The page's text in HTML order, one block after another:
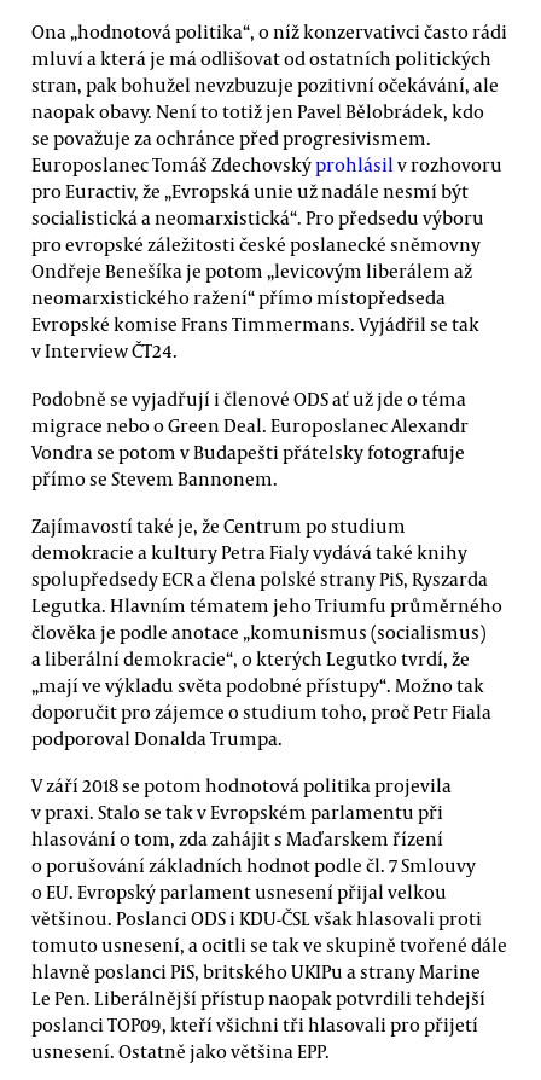
Ona „hodnotová politika“, o níž konzervativci často rádi
mluví a která je má odlišovat od ostatních politických
stran, pak bohužel nevzbuzuje pozitivní očekávání, ale
naopak obavy. Není to totiž jen Pavel Bělobrádek, kdo
se považuje za ochránce před progresivismem.
Europoslanec Tomáš Zdechovskýprohlásil v rozhovoru
pro Euractiv, že „Evropská unie už nadále nesmí být
socialistická a neomarxistická“. Pro předsedu výboru
pro evropské záležitosti české poslanecké sněmovny
Ondřeje Benešíka je potom „levicovým liberálem až
neomarxistického ražení“ přímo místopředseda
Evropské komise Frans Timmermans. Vyjádřil se tak
v Interview ČT24.
Podobně se vyjadřují i členové ODS ať už jde o téma
migrace nebo o Green Deal. Europoslanec Alexandr
Vondra se potom v Budapešti přátelsky fotografuje
přímo se Stevem Bannonem.
Zajímavostí také je, že Centrum po studium
demokracie a kultury Petra Fialy vydává také knihy
spolupředsedy ECR a člena polské strany PiS, Ryszarda
Legutka. Hlavním tématem jeho Triumfu průměrného
člověka je podle anotace „komunismus (socialismus)
a liberální demokracie“, o kterých Legutko tvrdí, že
„mají ve výkladu světa podobné přístupy“. Možno tak
doporučit pro zájemce o studium toho, proč Petr Fiala
podporoval Donalda Trumpa.
V září 2018 se potom hodnotová politika projevila
v praxi. Stalo se tak v Evropském parlamentu při
hlasování o tom, zda zahájit s Maďarskem řízení
o porušování základních hodnot podle čl. 7 Smlouvy
o EU. Evropský parlament usnesení přijal velkou
většinou. Poslanci ODS i KDU-ČSL však hlasovali proti
tomuto usnesení, a ocitli se tak ve skupině tvořené dále
hlavně poslanci PiS, britského UKIPu a strany Marine
Le Pen. Liberálnější přístup naopak potvrdili tehdejší
poslanci TOP09, kteří všichni tři hlasovali pro přijetí
usnesení. Ostatně jako většina EPP.